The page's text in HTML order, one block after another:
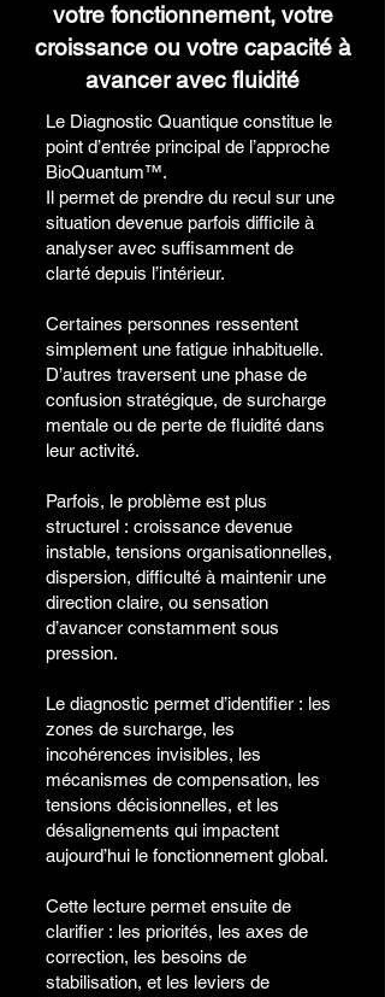
votre fonctionnement, votre
croissance ou votre capacité à
avancer avec fluidité
Le Diagnostic Quantique constitue le
point d’entrée principal de l’approche
BioQuantum™.
Il permet de prendre du recul sur une
situation devenue parfois difficile à
analyser avec suffisamment de
clarté depuis l’intérieur.
Certaines personnes ressentent
simplement une fatigue inhabituelle.
D’autres traversent une phase de
confusion stratégique, de surcharge
mentale ou de perte de fluidité dans
leur activité.
Parfois, le problème est plus
structurel : croissance devenue
instable, tensions organisationnelles,
dispersion, difficulté à maintenir une
direction claire, ou sensation
d’avancer constamment sous
pression.
Le diagnostic permet d’identifier : les
zones de surcharge, les
incohérences invisibles, les
mécanismes de compensation, les
tensions décisionnelles, et les
désalignements qui impactent
aujourd’hui le fonctionnement global.
Cette lecture permet ensuite de
clarifier : les priorités, les axes de
correction, les besoins de
stabilisation, et les leviers de